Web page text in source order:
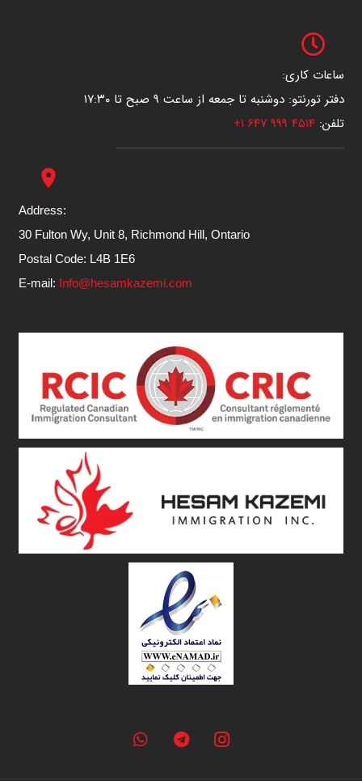
ساعات کاری:
دفتر تورنتو: دوشنبه تا جمعه از ساعت ۹ صبح تا ۱۷:۳۰
تلفن:۴۵۱۴ ۹۹۹ ۶۴۷ ۱+
place
Address:
30 Fulton Wy, Unit 8, Richmond Hill, Ontario
Postal Code: L4B 1E6
E-mail: Info@hesamkazemi.com